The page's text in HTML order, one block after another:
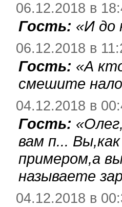
06.12.2018 в
Гость: «И до
06.12.2018 в
Гость: «А
смешите
04.12.2018 в
Гость: «
вам п...
примером,а
называете
04.12.2018 в